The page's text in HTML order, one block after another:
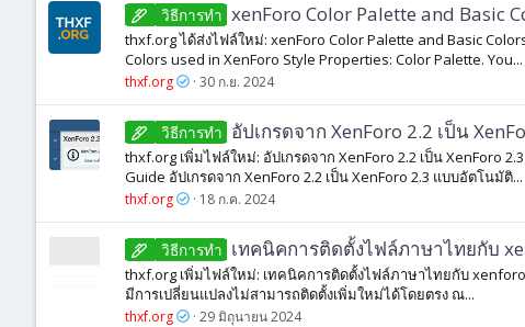
วิธีการทํา xenForo Color Palette and Basic
thxf.org ได้ส่งไฟล์ใหม่: xenForo Color Palette and Basic
Colors used in XenForo Style Properties: Color Palette. You...
thxf.org 30 ก.ย. 2024
วิธีการทํา อัปเกรดจาก XenForo 2.2 เป็น
thxf.org เพิ่มไฟล์ใหม่: อัปเกรดจาก XenForo 2.2 เป็น XenForo
Guide อัปเกรดจาก XenForo 2.2 เป็น XenForo 2.3 แบบอัตโนมัติ...
thxf.org 18 ก.ค. 2024
วิธีการทํา เทคนิคการติดตั้งไฟล์ภาษาไทยกับ
thxf.org เพิ่มไฟล์ใหม่: เทคนิคการติดตั้งไฟล์ภาษาไทยกับ
มีการเปลี่ยนแปลงไม่สามารถติดตั้งเพิ่มใหม่ได้โดยตรง ณ...
thxf.org 29 มิถุนายน 2024